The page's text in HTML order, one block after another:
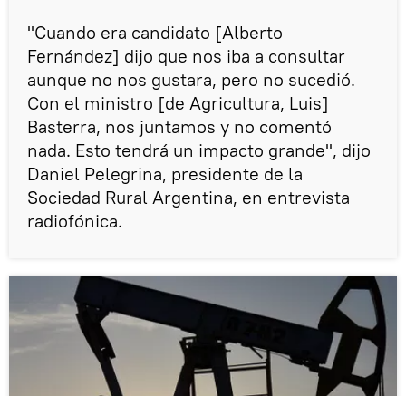
"Cuando era candidato [Alberto
Fernández] dijo que nos iba a consultar
aunque no nos gustara, pero no sucedió.
Con el ministro [de Agricultura, Luis]
Basterra, nos juntamos y no comentó
nada. Esto tendrá un impacto grande", dijo
Daniel Pelegrina, presidente de la
Sociedad Rural Argentina, en entrevista
radiofónica.